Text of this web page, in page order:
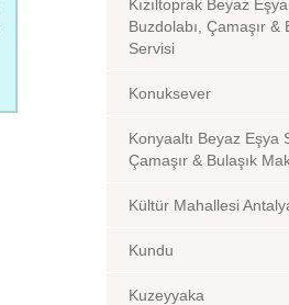
Kızıltoprak Beyaz
Buzdolabı, Çamaşır &
Servisi
Konuksever
Konyaaltı Beyaz Eşya
Çamaşır & Bulaşık
Kültür Mahallesi
Kundu
Kuzeyyaka